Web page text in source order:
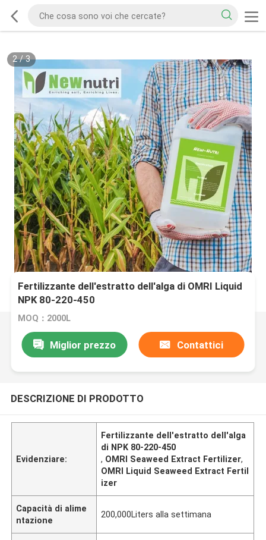
2/3
Fertilizzante dell'estratto dell'alga di OMRI Liquid
NPK 80-220-450
MOQ：2000L
Miglior prezzo Contattici
DESCRIZIONE DI PRODOTTO
Evidenziare:
Fertilizzante dell'estratto dell'alga
di NPK 80-220-450
, OMRI Seaweed Extract Fertilizer,
OMRI Liquid Seaweed Extract Fertil
izer
Capacità di alime
ntazione
200,000Liters alla settimana